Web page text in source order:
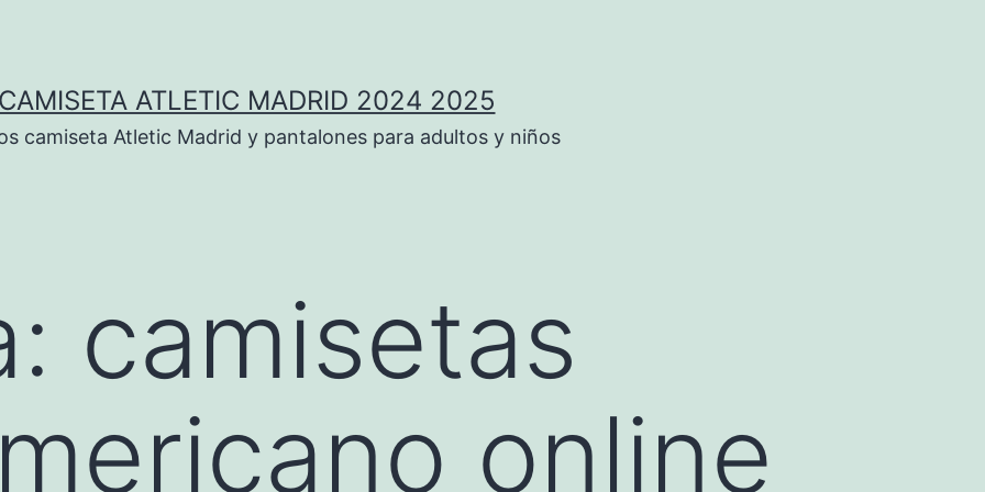
CAMISETA ATLETIC MADRID 2024 2025
camiseta Atletic Madrid y pantalones para adultos y niños
camisetas
online